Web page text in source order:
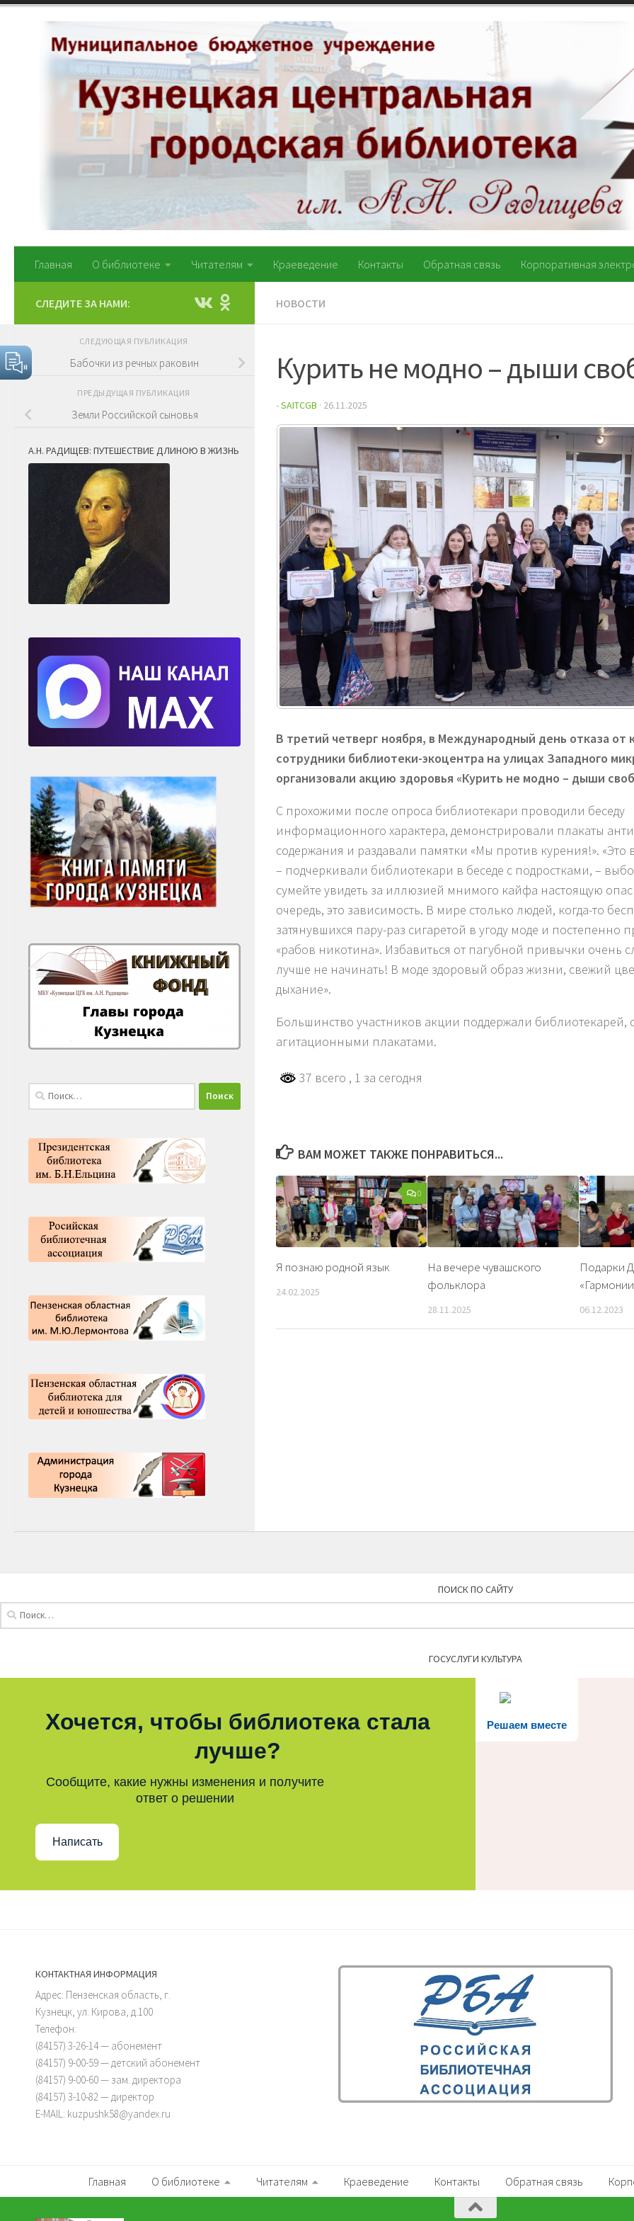
Перейти к содержимому
Главная О библиотеке Читателям Краеведение Контакты Обратная связь Корпоративная
НОВОСТИ
Курить не модно – дыши
-SAITCGB · 26.11.2025
В третий четверг ноября, в Международный день отказа от
сотрудники библиотеки-экоцентра на улицах Западного
организовали акцию здоровья «Курить не модно – дыши
С прохожими после опроса библиотекари проводили беседу
информационного характера, демонстрировали плакаты
содержания и раздавали памятки «Мы против курения!».
– подчеркивали библиотекари в беседе с подростками, –
сумейте увидеть за иллюзией мнимого кайфа настоящую
очередь, это зависимость. В мире столько людей, когда-то
затянувшихся пару-раз сигаретой в угоду моде и постепенно
«рабов никотина». Избавиться от пагубной привычки очень
лучше не начинать! В моде здоровый образ жизни, свежий
дыхание».
Большинство участников акции поддержали библиотекарей,
агитационными плакатами.
37 всего , 1 за сегодня
ВАМ МОЖЕТ ТАКЖЕ ПОНРАВИТЬСЯ...
0
Я познаю родной язык
24.02.2025
На вечере чувашского
фольклора
28.11.2025
Подарки
06.12.2023
СЛЕДИТЕ ЗА НАМИ:
СЛЕДУЮЩАЯ ПУБЛИКАЦИЯ
Бабочки из речных раковин
ПРЕДЫДУЩАЯ ПУБЛИКАЦИЯ
Земли Российской сыновья
А.Н. РАДИЩЕВ: ПУТЕШЕСТВИЕ ДЛИНОЮ В ЖИЗНЬ
Найти:
ПОИСК ПО САЙТУ
ГОСУСЛУГИ КУЛЬТУРА
Решаем вместе
Хочется, чтобы библиотека стала
лучше?
Сообщите, какие нужны изменения и получите
ответ о решении
Написать
КОНТАКТНАЯ ИНФОРМАЦИЯ
Адрес: Пензенская область, г.
Кузнецк, ул. Кирова, д.100
Телефон:
(84157) 3-26-14 — абонемент
(84157) 9-00-59 — детский абонемент
(84157) 9-00-60 — зам. директора
(84157) 3-10-82 — директор
E-MAIL: kuzpushk58@yandex.ru
Главная О библиотеке Читателям Краеведение Контакты Обратная связь